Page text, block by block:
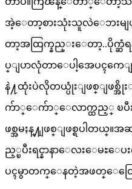
အဲ့ေတာ့စားသုံးသူလဲေဘးမျဖစ္
တာ့အထြက္နည္းေတာ့..ပိုက္ဆံ
ပ္ျပာလုံတာေပါ့အေပၚကေ
နဲ႔ထုံးပဲလိုတယ္ပုံးျဖစ္ျဖစ္
က်ာ္ေက်ာ္ေလာက္ထည့္ ၿပီး
ဖစ္အမႈန္႔ျဖစ္ျဖစ္ရပါတ
ည့္ၿပီးရင္နာနာေလးေမႊေ
ပၚမွာတက္ေနတဲ့အဖတ္ေတြေ